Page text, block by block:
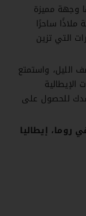
وجهة مميزة
ملاذًا ساحرًا
التي تزين
الليل، واستمتع
للحصول على
روما، إيطاليا